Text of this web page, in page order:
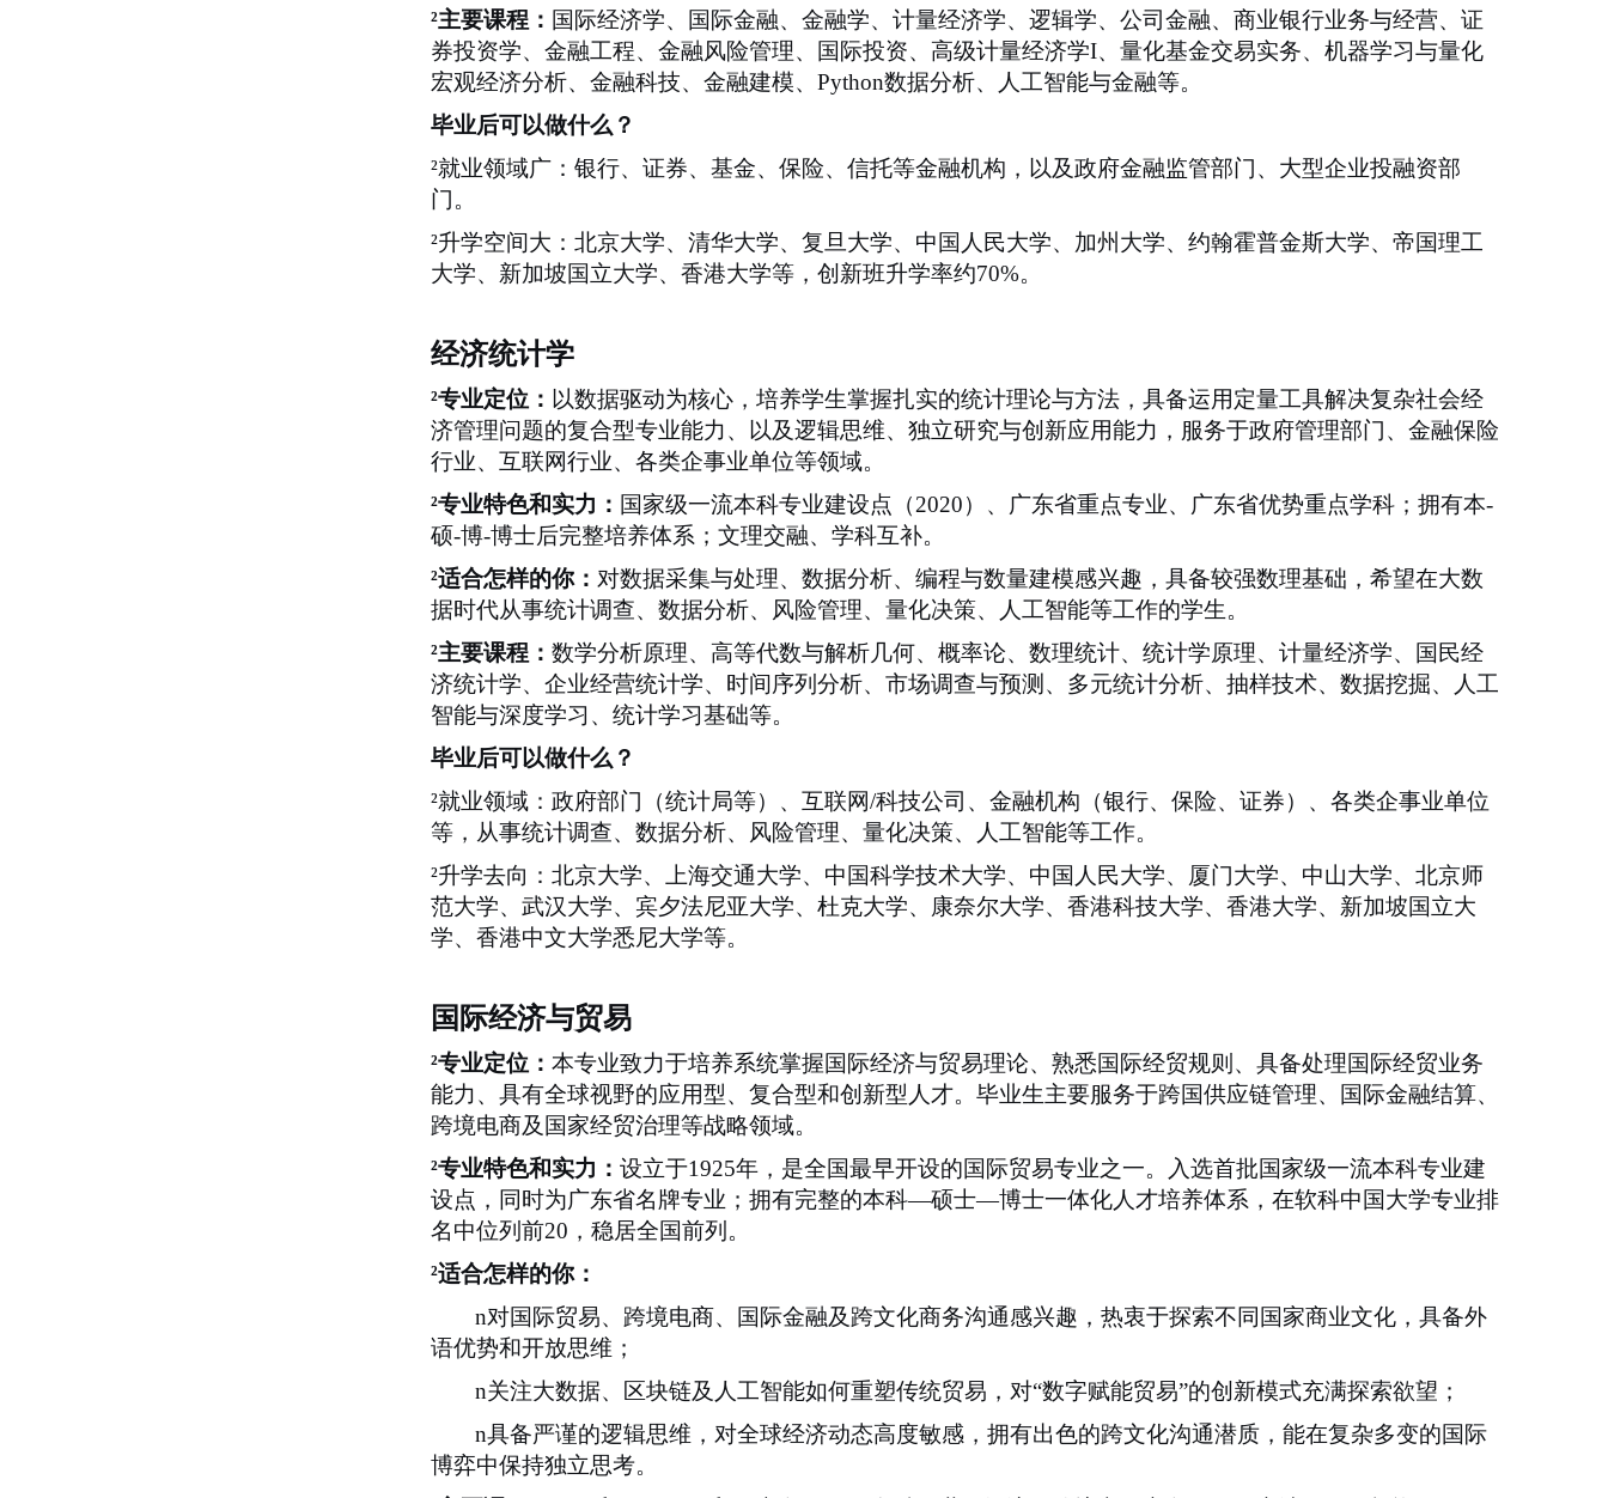
²主要课程： 国际经济学、国际金融、金融学、计量经济学、逻辑学、公司金融、商业银行业务与经营、证
券投资学、金融工程、金融风险管理、国际投资、高级计量经济学I、量化基金交易实务、机器学习与量化
宏观经济分析、金融科技、金融建模、 Python数据分析、人工智能与金融等。
毕业后可以做什么？
²就业领域广：银行、证券、基金、保险、信托等金融机构，以及政府金融监管部门、大型企业投融资部
门。
²升学空间大：北京大学、清华大学、复旦大学、中国人民大学、加州大学、约翰霍普金斯大学、帝国理工
大学、新加坡国立大学、香港大学等，创新班升学率约70%。
经济统计学
²专业定位： 以数据驱动为核心，培养学生掌握扎实的统计理论与方法，具备运用定量工具解决复杂社会经
济管理问题的复合型专业能力、以及逻辑思维、独立研究与创新应用能力，服务于政府管理部门、金融保险
行业、互联网行业、各类企事业单位等领域。
²专业特色和实力： 国家级一流本科专业建设点（2020）、广东省重点专业、广东省优势重点学科；拥有本-
硕-博-博士后完整培养体系；文理交融、学科互补。
²适合怎样的你： 对数据采集与处理、数据分析、编程与数量建模感兴趣，具备较强数理基础，希望在大数
据时代从事统计调查、数据分析、风险管理、量化决策、人工智能等工作的学生。
²主要课程： 数学分析原理、高等代数与解析几何、概率论、数理统计、统计学原理、计量经济学、国民经
济统计学、企业经营统计学、时间序列分析、市场调查与预测、多元统计分析、抽样技术、数据挖掘、人工
智能与深度学习、统计学习基础等。
毕业后可以做什么？
²就业领域：政府部门（统计局等）、互联网/科技公司、金融机构（银行、保险、证券）、各类企事业单位
等，从事统计调查、数据分析、风险管理、量化决策、人工智能等工作。
²升学去向：北京大学、上海交通大学、中国科学技术大学、中国人民大学、厦门大学、中山大学、北京师
范大学、武汉大学、宾夕法尼亚大学、杜克大学、康奈尔大学、香港科技大学、香港大学、新加坡国立大
学、香港中文大学悉尼大学等。
国际经济与贸易
²专业定位： 本专业致力于培养系统掌握国际经济与贸易理论、熟悉国际经贸规则、具备处理国际经贸业务
能力、具有全球视野的应用型、复合型和创新型人才。毕业生主要服务于跨国供应链管理、国际金融结算、
跨境电商及国家经贸治理等战略领域。
²专业特色和实力： 设立于1925年，是全国最早开设的国际贸易专业之一。入选首批国家级一流本科专业建
设点，同时为广东省名牌专业；拥有完整的本科—硕士—博士一体化人才培养体系，在软科中国大学专业排
名中位列前20 ，稳居全国前列。
²适合怎样的你：
n对国际贸易、跨境电商、国际金融及跨文化商务沟通感兴趣，热衷于探索不同国家商业文化，具备外
语优势和开放思维；
n关注大数据、区块链及人工智能如何重塑传统贸易，对“数字赋能贸易”的创新模式充满探索欲望；
n具备严谨的逻辑思维，对全球经济动态高度敏感，拥有出色的跨文化沟通潜质，能在复杂多变的国际
博弈中保持独立思考。